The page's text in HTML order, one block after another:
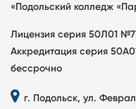
«Подольский колледж
Лицензия серия 50Л01
Аккредитация серия
бессрочно
г. Подольск, ул.